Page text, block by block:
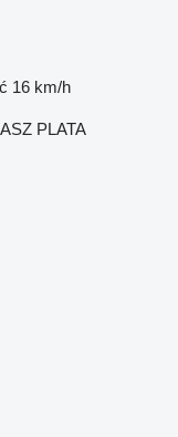
16 km/h
PLATA